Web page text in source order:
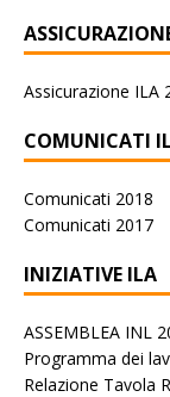
Assicurazione ILA
COMUNICATI
Comunicati 2018
Comunicati 2017
INIZIATIVE ILA
ASSEMBLEA INL
Programma dei
Relazione Tavola